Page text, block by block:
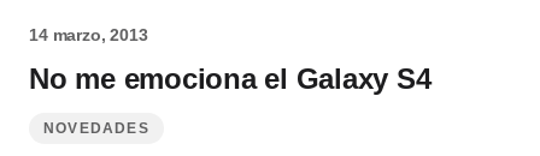
14 marzo, 2013
No me emociona el Galaxy S4
NOVEDADES